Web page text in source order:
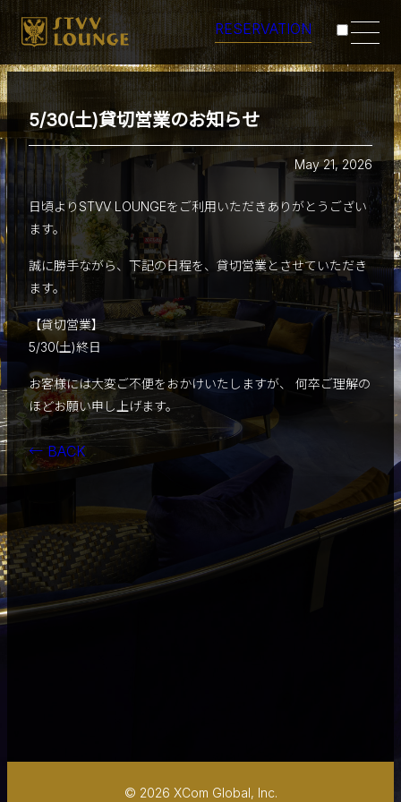
RESERVATION
CONCEPT
MENU
ACCESS
5/30(土)貸切営業のお知らせ
May 21, 2026
日頃よりSTVV LOUNGEをご利用いただきありがとうござい
ます。
誠に勝手ながら、下記の日程を、貸切営業とさせていただき
ます。
【貸切営業】
5/30(土)終日
お客様には大変ご不便をおかけいたしますが、 何卒ご理解の
ほどお願い申し上げます。
← BACK
© 2026 XCom Global, Inc.